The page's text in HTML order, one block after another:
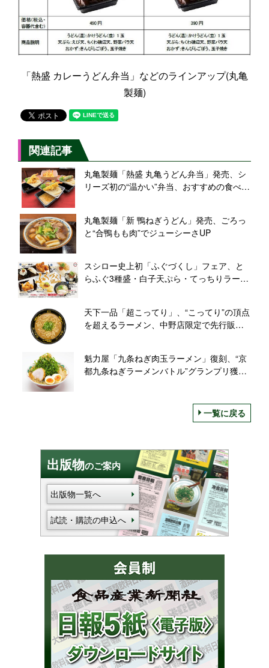
「熱盛 カレーうどん弁当」などのラインアップ(丸亀
製麺)
関連記事
丸亀製麺「熱盛 丸亀うどん弁当」発売、シ
リーズ初の“温かい”弁当、おすすめの食べ方
丸亀製麺「新 鴨ねぎうどん」発売、ごろっ
と“合鴨もも肉”でジューシーさUP
スシロー史上初「ふぐづくし」フェア、と
らふぐ3種盛・白子天ぷら・てっちりラーメ
天下一品「超こってり」、“こってり”の頂点
を超えるラーメン、中野店限定で先行販売
魁力屋「九条ねぎ肉玉ラーメン」復刻、“京
都九条ねぎラーメンバトル”グランプリ獲得
一覧に戻る
出版物のご案内
出版物一覧へ
試読・購読の申込へ